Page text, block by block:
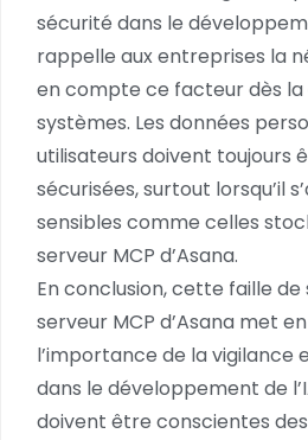
sécurité dans le
rappelle aux entreprises la
en compte ce facteur dès
systèmes. Les données
utilisateurs doivent toujours
sécurisées, surtout lorsqu’il
sensibles comme celles
serveur MCP d’Asana.
En conclusion, cette faille
serveur MCP d’Asana met
l’importance de la vigilance
dans le développement de
doivent être conscientes